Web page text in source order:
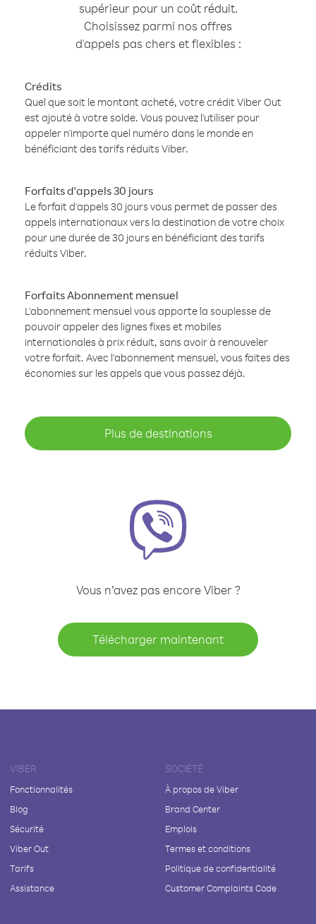
supérieur pour un coût réduit.
Choisissez parmi nos offres
d'appels pas chers et flexibles :
Crédits
Quel que soit le montant acheté, votre crédit Viber Out
est ajouté à votre solde. Vous pouvez l'utiliser pour
appeler n'importe quel numéro dans le monde en
bénéficiant des tarifs réduits Viber.
Forfaits d'appels 30 jours
Le forfait d'appels 30 jours vous permet de passer des
appels internationaux vers la destination de votre choix
pour une durée de 30 jours en bénéficiant des tarifs
réduits Viber.
Forfaits Abonnement mensuel
L'abonnement mensuel vous apporte la souplesse de
pouvoir appeler des lignes fixes et mobiles
internationales à prix réduit, sans avoir à renouveler
votre forfait. Avec l'abonnement mensuel, vous faites des
économies sur les appels que vous passez déjà.
Plus de destinations
Vous n’avez pas encore Viber ?
Télécharger maintenant
VIBER
Fonctionnalités
Blog
Sécurité
Viber Out
Tarifs
Assistance
SOCIÉTÉ
À propos de Viber
Brand Center
Emplois
Termes et conditions
Politique de confidentialité
Customer Complaints Code